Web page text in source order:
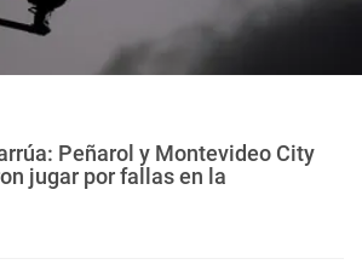
Peñarol y Montevideo City
jugar por fallas en la